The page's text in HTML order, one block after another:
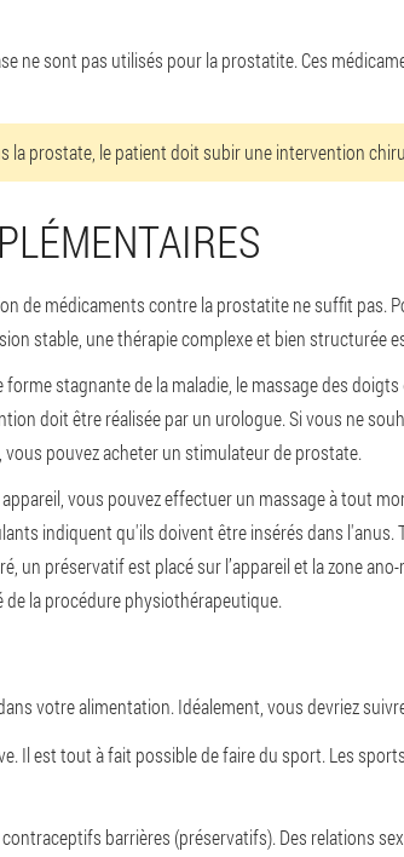
ne sont pas utilisés pour la prostatite. Ces
la prostate, le patient doit subir une intervention
de médicaments contre la prostatite ne suffit pas.
stable, une thérapie complexe et bien structurée
forme stagnante de la maladie, le massage des
doit être réalisée par un urologue. Si vous ne
vous pouvez acheter un stimulateur de prostate.
vous pouvez effectuer un massage à tout
indiquent qu'ils doivent être insérés dans l'anus.
un préservatif est placé sur l’appareil et la zone
la procédure physiothérapeutique.
votre alimentation. Idéalement, vous devriez
Il est tout à fait possible de faire du sport. Les
barrières (préservatifs). Des relations